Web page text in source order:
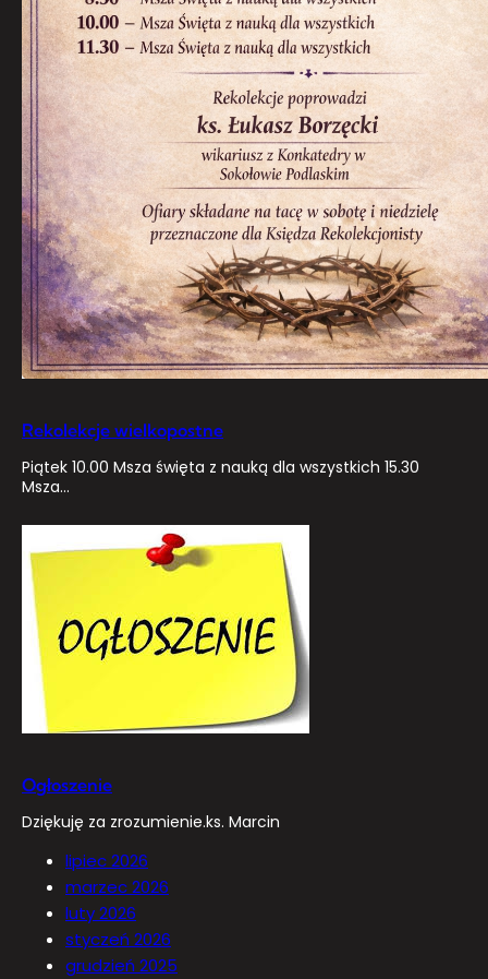
Rekolekcje wielkopostne
Piątek 10.00 Msza święta z nauką dla wszystkich 15.30
Msza…
Ogłoszenie
Dziękuję za zrozumienie.ks. Marcin
lipiec 2026
marzec 2026
luty 2026
styczeń 2026
grudzień 2025